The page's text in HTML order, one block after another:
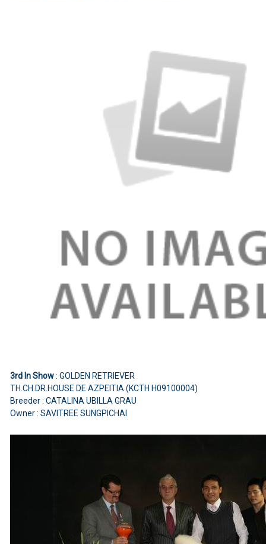
3rd In Show: GOLDEN RETRIEVER
TH.CH.DR.HOUSE DE AZPEITIA (KCTH H09100004)
Breeder : CATALINA UBILLA GRAU
Owner : SAVITREE SUNGPICHAI